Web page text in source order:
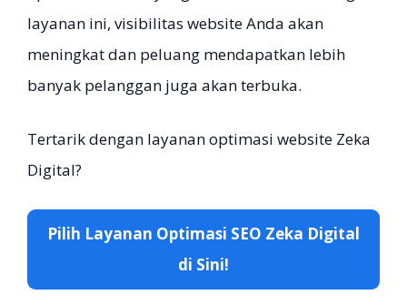
layanan ini, visibilitas website Anda akan
meningkat dan peluang mendapatkan lebih
banyak pelanggan juga akan terbuka.
Tertarik dengan layanan optimasi website Zeka
Digital?
Pilih Layanan Optimasi SEO Zeka Digital
di Sini!